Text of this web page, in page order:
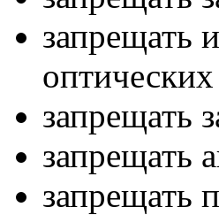
запрещать
запрещать
запрещать
запрещать